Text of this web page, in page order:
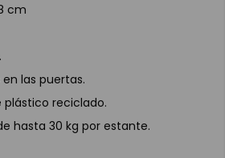
cm
las puertas.
plástico reciclado.
hasta 30 kg por estante.